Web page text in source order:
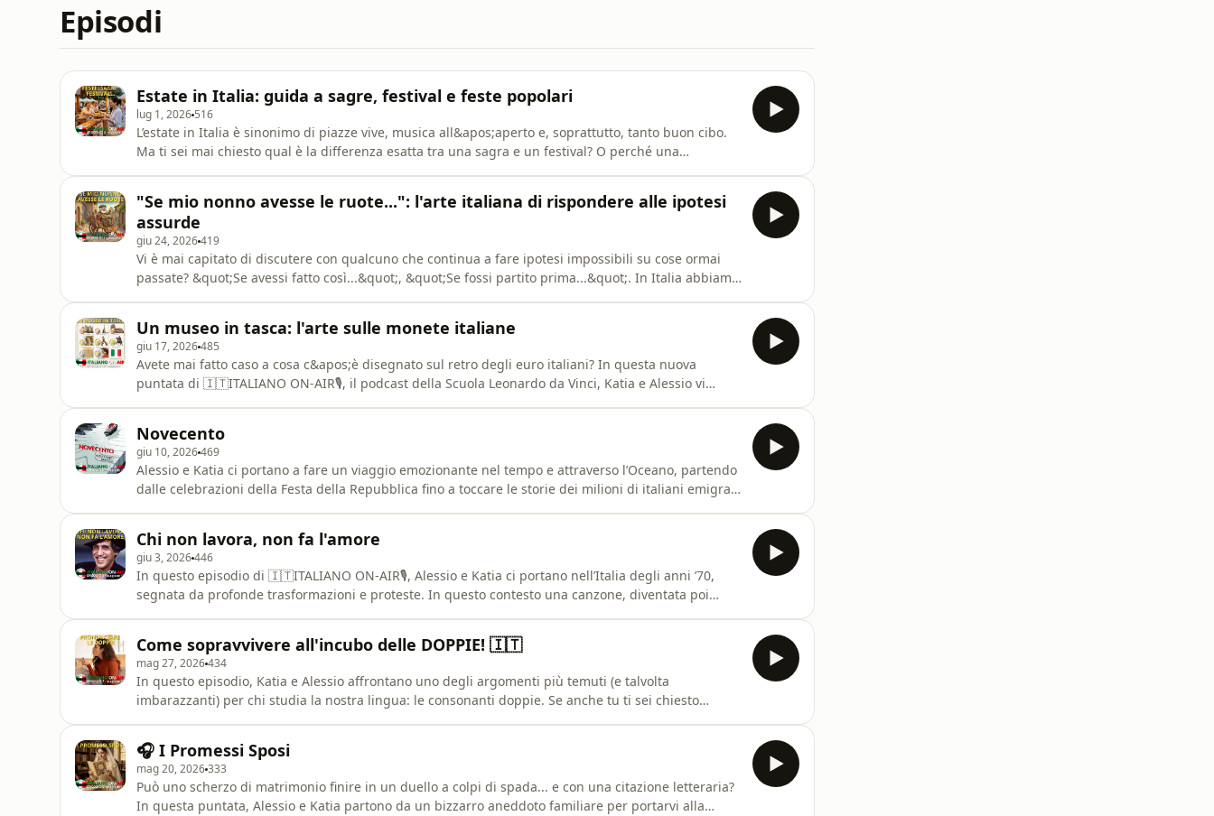
Episodi
Estate in Italia: guida a sagre, festival e feste popolari
lug 1, 2026 516
L’estate in Italia è sinonimo di piazze vive, musica all&apos;aperto e, soprattutto, tanto buon cibo.
Ma ti sei mai chiesto qual è la differenza esatta tra una sagra e un festival? O perché una
dell&apos;estate i
"Se mio nonno avesse le ruote...": l'arte italiana di rispondere alle ipotesi
assurde
giu 24, 2026419
Vi è mai capitato di discutere con qualcuno che continua a fare ipotesi impossibili su cose ormai
passate? &quot;Se avessi fatto così...&quot;, &quot;Se fossi partito prima...&quot;. In Italia abbiamo
Un museo in tasca: l'arte sulle monete italiane
giu 17, 2026485
Avete mai fatto caso a cosa c&apos;è disegnato sul retro degli euro italiani? In questa nuova
puntata di 🇮🇹ITALIANO ON-AIR🎙️, il podcast della Scuola Leonardo da Vinci, Katia e Alessio vi
l&apos;Italia ha fatto u
Novecento
giu 10, 2026469
Alessio e Katia ci portano a fare un viaggio emozionante nel tempo e attraverso l’Oceano, partendo
dalle celebrazioni della Festa della Repubblica fino a toccare le storie dei milioni di italiani emigrati
Repubblica: un
Chi non lavora, non fa l'amore
giu 3, 2026446
In questo episodio di 🇮🇹ITALIANO ON-AIR🎙️, Alessio e Katia ci portano nell’Italia degli anni ’70,
segnata da profonde trasformazioni e proteste. In questo contesto una canzone, diventata poi
maggiori esponenti della musica leggera italiana: Adriano Celentano, e canta questa canzone al
Festival di Sa
Come sopravvivere all'incubo delle DOPPIE! 🇮🇹
mag 27, 2026434
In questo episodio, Katia e Alessio affrontano uno degli argomenti più temuti (e talvolta
imbarazzanti) per chi studia la nostra lingua: le consonanti doppie. Se anche tu ti sei chiesto
te!💡 Cosa imparerai in questa puntata?Ascoltare questo episodio ti permetterà di fare un vero
salto di qualità nella t
🎧 I Promessi Sposi
mag 20, 2026333
Può uno scherzo di matrimonio finire in un duello a colpi di spada... e con una citazione letteraria?
In questa puntata, Alessio e Katia partono da un bizzarro aneddoto familiare per portarvi alla